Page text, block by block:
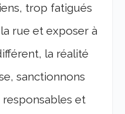
trop fatigués
rue et exposer à
la réalité
sanctionnons
responsables et